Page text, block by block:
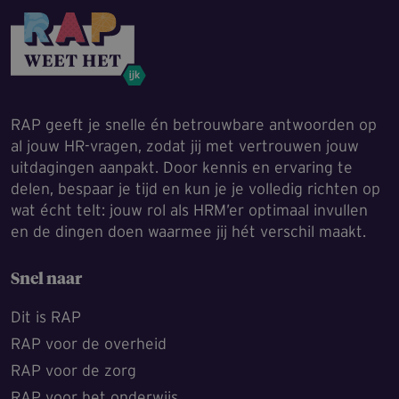
RAP geeft je snelle én betrouwbare antwoorden op
al jouw HR-vragen, zodat jij met vertrouwen jouw
uitdagingen aanpakt. Door kennis en ervaring te
delen, bespaar je tijd en kun je je volledig richten op
wat écht telt: jouw rol als HRM’er optimaal invullen
en de dingen doen waarmee jij hét verschil maakt.
Snel naar
Dit is RAP
RAP voor de overheid
RAP voor de zorg